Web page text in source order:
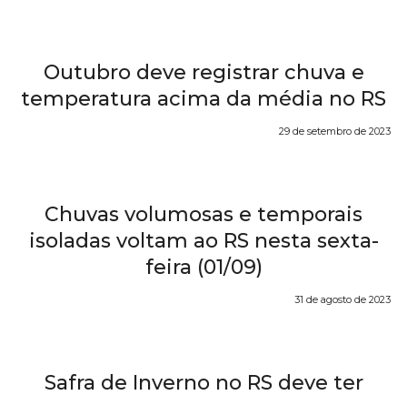
Outubro deve registrar chuva e
temperatura acima da média no RS
29 de setembro de 2023
Chuvas volumosas e temporais
isoladas voltam ao RS nesta sexta-
feira (01/09)
31 de agosto de 2023
Safra de Inverno no RS deve ter